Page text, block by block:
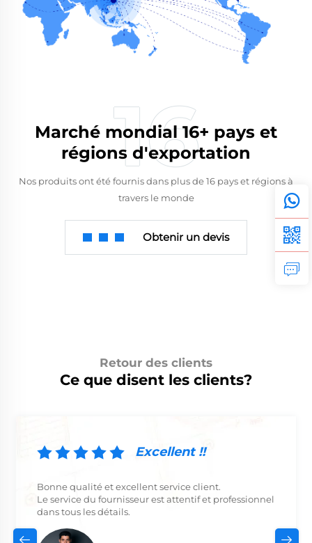
Marché mondial 16+ pays et
régions d'exportation
Nos produits ont été fournis dans plus de 16 pays et régions à
travers le monde
Obtenir un devis
Retour des clients
Ce que disent les clients?
Excellent !!
Bonne qualité et excellent service client.
Le service du fournisseur est attentif et professionnel
dans tous les détails.